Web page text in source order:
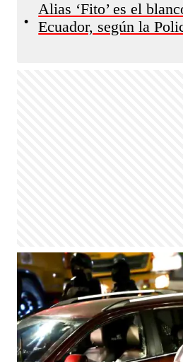
•
Alias ‘Fito’ es el
Ecuador, según la